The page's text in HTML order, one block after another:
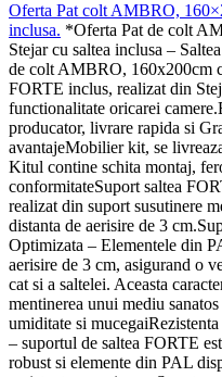
Oferta Pat colt AMBRO,
inclusa. *Oferta Pat de colt
Stejar cu saltea inclusa –
de colt AMBRO, 160x200cm
FORTE inclus, realizat din
functionalitate oricarei
producator, livrare rapida si
avantajeMobilier kit, se
Kitul contine schita montaj,
conformitateSuport saltea
realizat din suport susutinere
distanta de aerisire de 3
Optimizata – Elementele din
aerisire de 3 cm, asigurand o
cat si a saltelei. Aceasta
mentinerea unui mediu
umiditate si
– suportul de saltea FORTE
robust si elemente din PAL